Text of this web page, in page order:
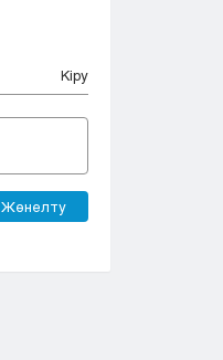
Кіру
Жөнелту